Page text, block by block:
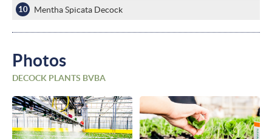
Mentha Spicata Decock
Photos
DECOCK PLANTS BVBA